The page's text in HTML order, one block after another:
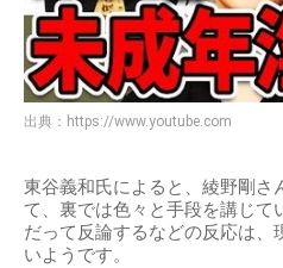
出典： https://www.youtube.com
東谷義和氏によると、綾野剛さ
て、裏では色々と手段を講じて
だって反論するなどの反応は、
いようです。